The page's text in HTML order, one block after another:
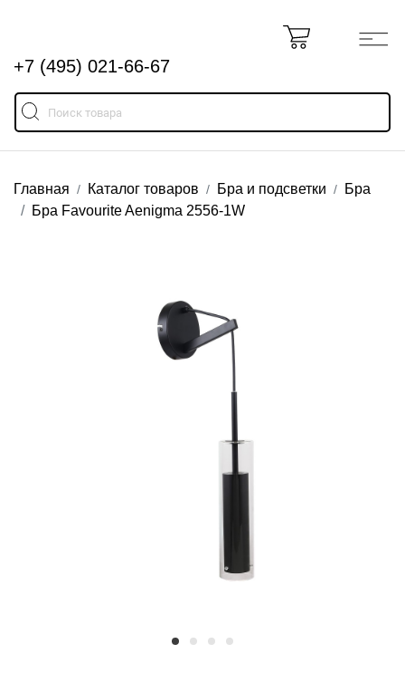
+7 (495) 021-66-67
Главная Каталог товаров Бра и подсветки
Бра
Бра Favourite Aenigma 2556-1W